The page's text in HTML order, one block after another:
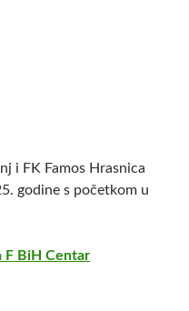
i FK Famos Hrasnica
godine s početkom u
F BiH Centar